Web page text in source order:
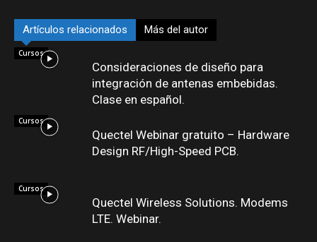
Artículos relacionados Más del autor
Cursos
Consideraciones de diseño para
integración de antenas embebidas.
Clase en español.
Cursos
Quectel Webinar gratuito – Hardware
Design RF/High-Speed PCB.
Cursos
Quectel Wireless Solutions. Modems
LTE. Webinar.